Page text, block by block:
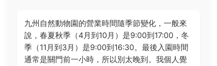
九州自然動物園的營業時間隨季節變化，一般來
說，春夏秋季（4月到10月）是9:00到17:00，冬
季（11月到3月）是9:00到16:30。最後入園時間
通常是關門前一小時，所以別太晚到。我個人覺